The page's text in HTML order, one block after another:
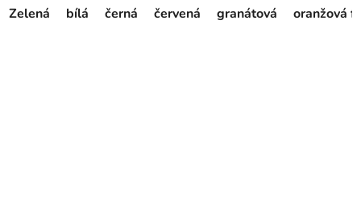
Zelená bílá černá červená granátová oranžová